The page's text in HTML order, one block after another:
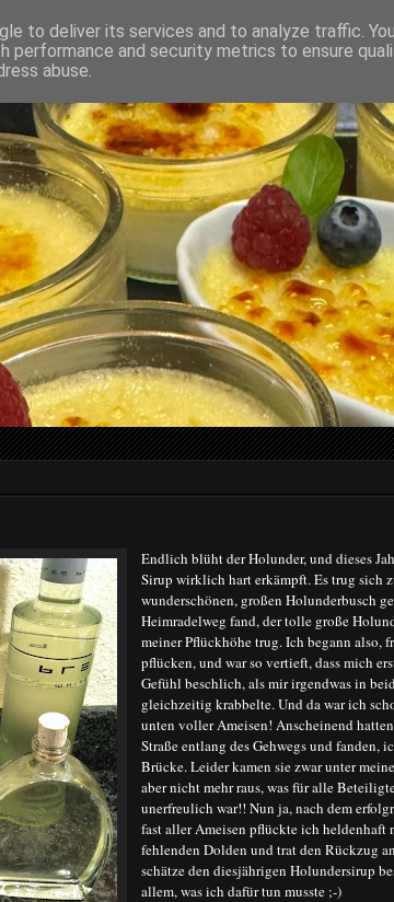
Endlich blüht der Holunder, und dieses
Sirup wirklich hart erkämpft. Es trug sich
wunderschönen, großen Holunderbusch
Heimradelweg fand, der tolle große
meiner Pflückhöhe trug. Ich begann also,
pflücken, und war so vertieft, dass mich
Gefühl beschlich, als mir irgendwas in
gleichzeitig krabbelte. Und da war ich
unten voller Ameisen! Anscheinend
Straße entlang des Gehwegs und fanden,
Brücke. Leider kamen sie zwar unter
aber nicht mehr raus, was für alle
unerfreulich war!! Nun ja, nach dem
fast aller Ameisen pflückte ich heldenhaft
fehlenden Dolden und trat den Rückzug
schätze den diesjährigen Holundersirup
allem, was ich dafür tun musste ;-)
to deliver its services and to analyze traffic.
performance and security metrics to ensure
abuse.